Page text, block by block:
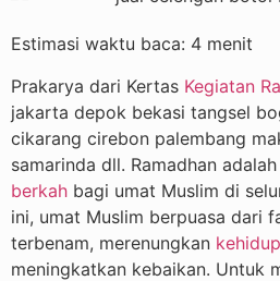
Estimasi waktu baca: 4 menit
Prakarya dari Kertas Kegiatan
jakarta depok bekasi tangsel
cikarang cirebon palembang
samarinda dll. Ramadhan adalah
berkah bagi umat Muslim di
ini, umat Muslim berpuasa dari
terbenam, merenungkan
meningkatkan kebaikan. Untuk